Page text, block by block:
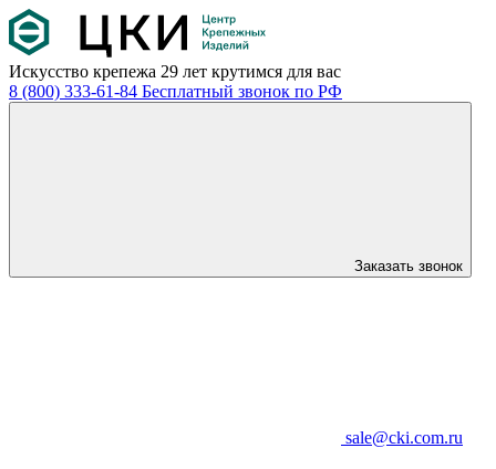
Искусство крепежа 29 лет крутимся для вас
8 (800) 333-61-84 Бесплатный звонок по РФ
Заказать звонок
sale@cki.com.ru